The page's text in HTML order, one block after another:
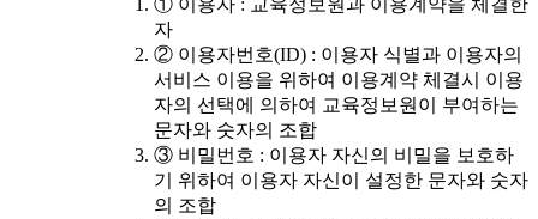
① 이용자 : 교육정보원과 이용계약을 체결한
자
② 이용자번호(ID) : 이용자 식별과 이용자의
서비스 이용을 위하여 이용계약 체결시 이용
자의 선택에 의하여 교육정보원이 부여하는
문자와 숫자의 조합
③ 비밀번호 : 이용자 자신의 비밀을 보호하
기 위하여 이용자 자신이 설정한 문자와 숫자
의 조합